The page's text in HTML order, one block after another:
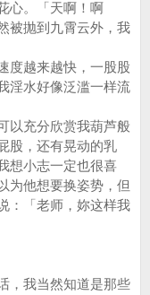
心。「天啊！啊
被抛到九霄云外，我
度越来越快，一股股
淫水好像泛滥一样流
以充分欣赏我葫芦般
股，还有晃动的乳
想小志一定也很喜
为他想要换姿势，但
：「老师，妳这样我
，我当然知道是那些